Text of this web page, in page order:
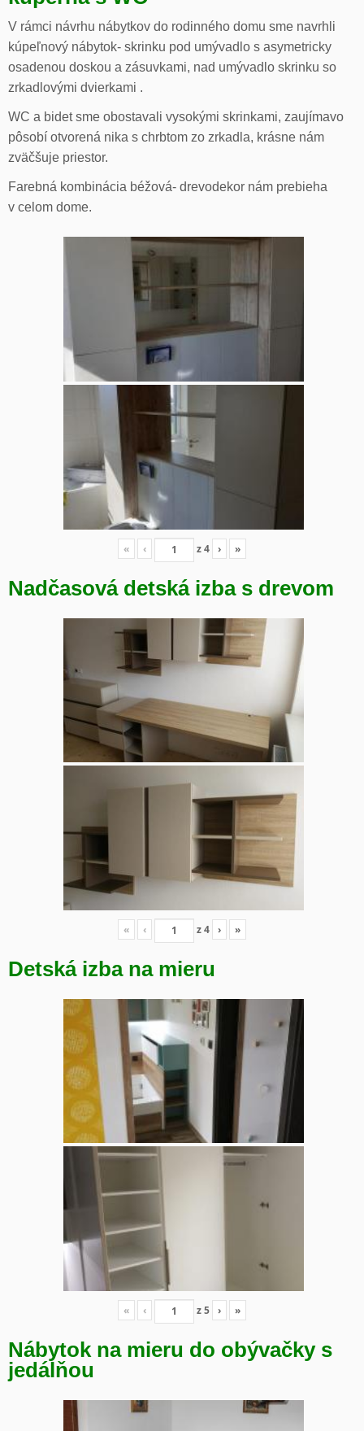
V rámci návrhu nábytkov do rodinného domu sme navrhli
kúpeľnový nábytok- skrinku pod umývadlo s asymetricky
osadenou doskou a zásuvkami, nad umývadlo skrinku so
zrkadlovými dvierkami .
WC a bidet sme obostavali vysokými skrinkami, zaujímavo
pôsobí otvorená nika s chrbtom zo zrkadla, krásne nám
zväčšuje priestor.
Farebná kombinácia béžová- drevodekor nám prebieha
v celom dome.
« ‹ z4 › »
Nadčasová detská izba s drevom
« ‹ z4 › »
Detská izba na mieru
« ‹ z5 › »
Nábytok na mieru do obývačky s
jedálňou